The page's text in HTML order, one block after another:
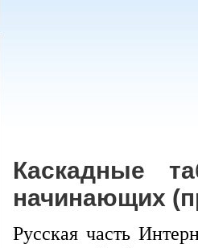
Каскадные
начинающих
Русская часть